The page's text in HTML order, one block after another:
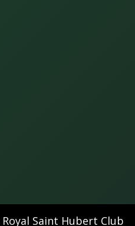
Royal Saint Hubert Club